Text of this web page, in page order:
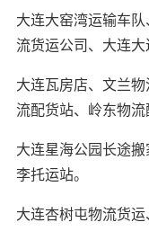
大连大窑湾运输车
流货运公司、大连大
大连瓦房店、文兰
流配货站、岭东物流
大连星海公园长途
李托运站。
大连杏树屯物流货运